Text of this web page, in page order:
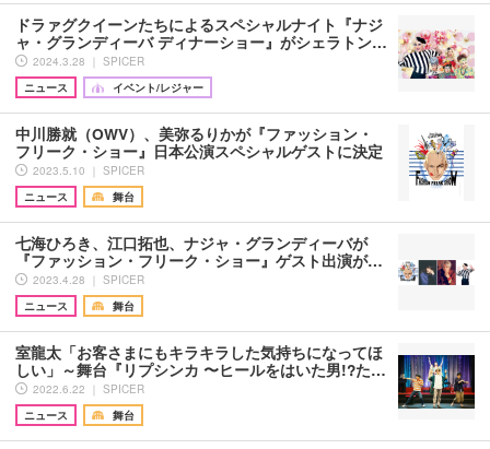
ドラァグクイーンたちによるスペシャルナイト『ナジ
ャ・グランディーバ ディナーショー』がシェラトン…
2024.3.28 ｜ SPICER
ニュース
イベント/レジャー
中川勝就（OWV）、美弥るりかが『ファッション・
フリーク・ショー』日本公演スペシャルゲストに決定
2023.5.10 ｜ SPICER
ニュース
舞台
七海ひろき、江口拓也、ナジャ・グランディーバが
『ファッション・フリーク・ショー』ゲスト出演が…
2023.4.28 ｜ SPICER
ニュース
舞台
室龍太「お客さまにもキラキラした気持ちになってほ
しい」～舞台『リプシンカ 〜ヒールをはいた男!?た…
2022.6.22 ｜ SPICER
ニュース
舞台